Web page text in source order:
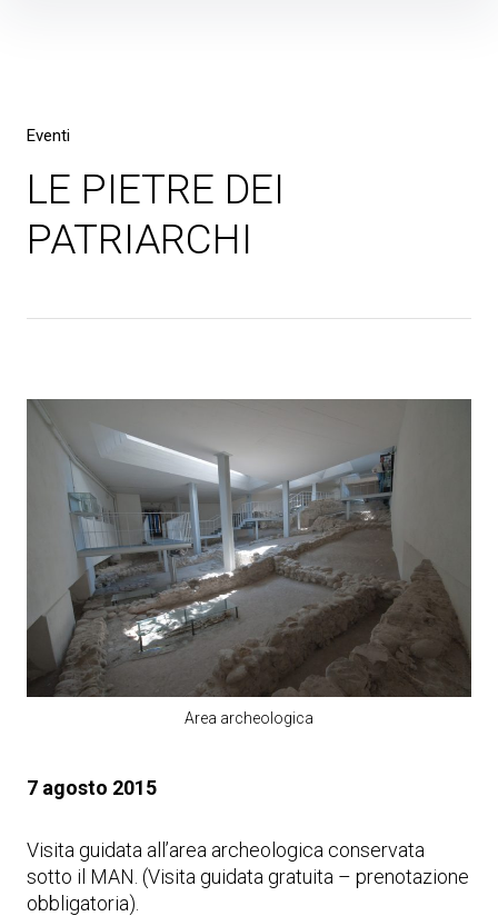
Eventi
LE PIETRE DEI
PATRIARCHI
Area archeologica
7 agosto 2015
Visita guidata all’area archeologica conservata
sotto il MAN. (Visita guidata gratuita – prenotazione
obbligatoria).